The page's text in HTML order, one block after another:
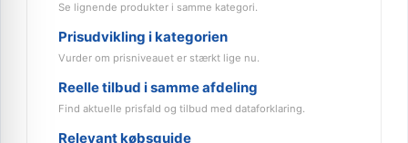
Se lignende produkter i samme kategori.
Prisudvikling i kategorien
Vurder om prisniveauet er stærkt lige nu.
Reelle tilbud i samme afdeling
Find aktuelle prisfald og tilbud med dataforklaring.
Relevant købsguide